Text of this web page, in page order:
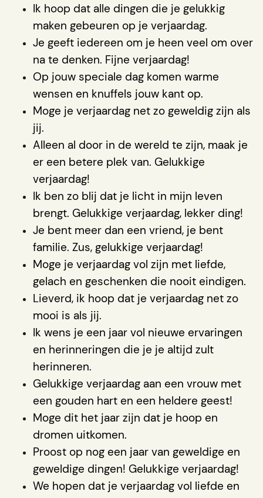
Ik hoop dat alle dingen die je gelukkig
maken gebeuren op je verjaardag.
Je geeft iedereen om je heen veel om over
na te denken. Fijne verjaardag!
Op jouw speciale dag komen warme
wensen en knuffels jouw kant op.
Moge je verjaardag net zo geweldig zijn als
jij.
Alleen al door in de wereld te zijn, maak je
er een betere plek van. Gelukkige
verjaardag!
Ik ben zo blij dat je licht in mijn leven
brengt. Gelukkige verjaardag, lekker ding!
Je bent meer dan een vriend, je bent
familie. Zus, gelukkige verjaardag!
Moge je verjaardag vol zijn met liefde,
gelach en geschenken die nooit eindigen.
Lieverd, ik hoop dat je verjaardag net zo
mooi is als jij.
Ik wens je een jaar vol nieuwe ervaringen
en herinneringen die je je altijd zult
herinneren.
Gelukkige verjaardag aan een vrouw met
een gouden hart en een heldere geest!
Moge dit het jaar zijn dat je hoop en
dromen uitkomen.
Proost op nog een jaar van geweldige en
geweldige dingen! Gelukkige verjaardag!
We hopen dat je verjaardag vol liefde en